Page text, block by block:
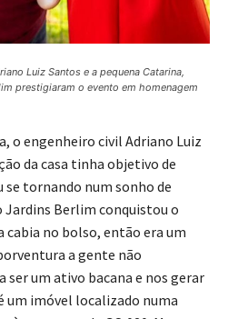
Luiz Santos e a pequena Catarina,
prestigiaram o evento em homenagem
o engenheiro civil Adriano Luiz
da casa tinha objetivo de
tornando num sonho de
Berlim conquistou o
cabia no bolso, então era um
a gente não
ser um ativo bacana e nos gerar
um imóvel localizado numa